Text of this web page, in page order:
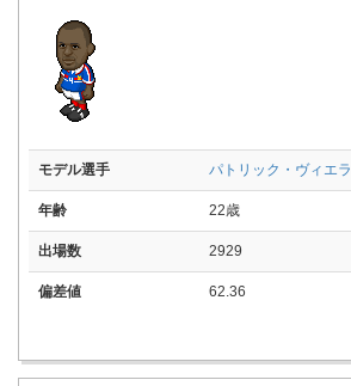
モデル選手 パトリック・ヴィエラ
年齢 22歳
出場数 2929
偏差値 62.36